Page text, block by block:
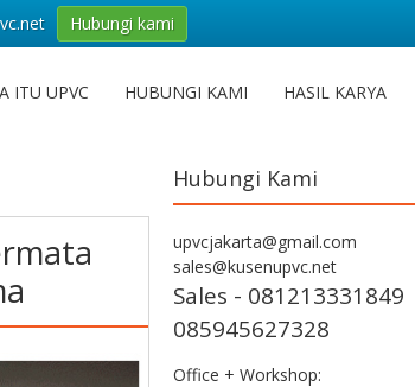
ITU UPVC HUBUNGI KAMI HASIL KARYA
Hubungi Kami
upvcjakarta@gmail.com
sales@kusenupvc.net
Sales - 081213331849
085945627328
Office + Workshop:
Hubungi kami